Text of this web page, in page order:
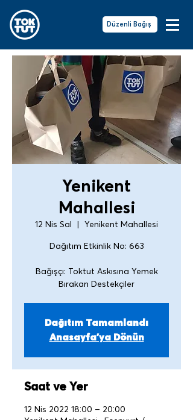
Düzenli Bağış
Yenikent
Mahallesi
12 Nis Sal Yenikent Mahallesi
Dağıtım Etkinlik No: 663
Bağışçı: Toktut Askısına Yemek
Bırakan Destekçiler
Dağıtım Tamamlandı
Anasayfa'ya Dönün
Saat ve Yer
12 Nis 2022 18:00 – 20:00